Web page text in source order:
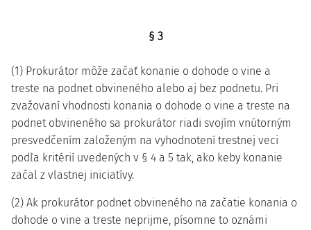
§ 3
(1) Prokurátor môže začať konanie o dohode o vine a
treste na podnet obvineného alebo aj bez podnetu. Pri
zvažovaní vhodnosti konania o dohode o vine a treste na
podnet obvineného sa prokurátor riadi svojím vnútorným
presvedčením založeným na vyhodnotení trestnej veci
podľa kritérií uvedených v § 4 a 5 tak, ako keby konanie
začal z vlastnej iniciatívy.
(2) Ak prokurátor podnet obvineného na začatie konania o
dohode o vine a treste neprijme, písomne to oznámi